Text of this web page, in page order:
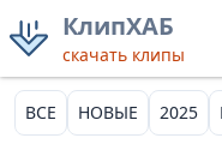
КлипХАБ
скачать клипы
ВСЕ НОВЫЕ 2025